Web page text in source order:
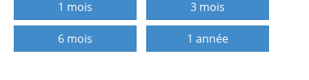
1 mois 3 mois
6 mois 1 année